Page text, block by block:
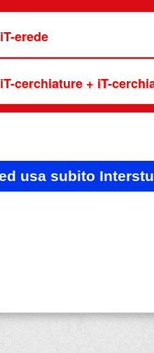
iT-erede
iT-cerchiature + iT-
usa subito